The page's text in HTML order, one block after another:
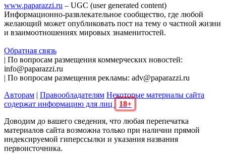
www.paparazzi.ru – UGC (user generated content)
Информационно-развлекательное сообщество, где любой
желающий может опубликовать пост на тему о частной жизни
и взаимоотношениях мировых знаменитостей.
Обратная связь
| По вопросам размещения коммерческих новостей:
info@paparazzi.ru
| По вопросам размещения рекламы: adv@paparazzi.ru
Авторам | Правообладателям Некоторые материалы сайта
содержат информацию для лиц
18+
Доводим до вашего сведения, что любая перепечатка
материалов сайта возможна только при наличии прямой
индексируемой гиперссылки и указания названия
первоисточника.